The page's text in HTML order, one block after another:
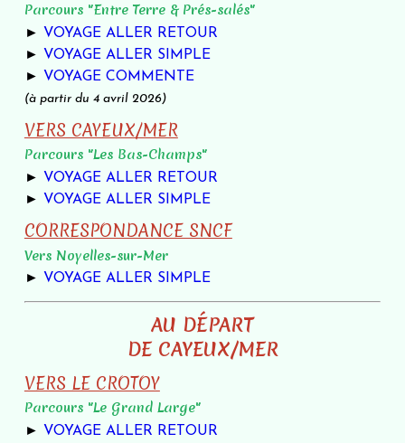
Parcours "Entre Terre & Prés-salés"
► VOYAGE ALLER RETOUR
► VOYAGE ALLER SIMPLE
► VOYAGE COMMENTE
(à partir du 4 avril 2026)
VERS CAYEUX/MER
Parcours "Les Bas-Champs"
► VOYAGE ALLER RETOUR
► VOYAGE ALLER SIMPLE
CORRESPONDANCE SNCF
Vers Noyelles-sur-Mer
► VOYAGE ALLER SIMPLE
AU DÉPART
DE CAYEUX/MER
VERS LE CROTOY
Parcours "Le Grand Large"
► VOYAGE ALLER RETOUR